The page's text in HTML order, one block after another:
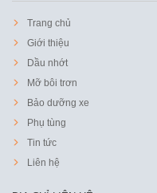
Trang chủ
Giới thiệu
Dầu nhớt
Mỡ bôi trơn
Bảo dưỡng xe
Phụ tùng
Tin tức
Liên hệ